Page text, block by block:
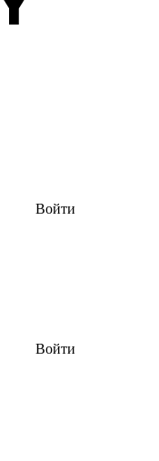
Войти
Войти